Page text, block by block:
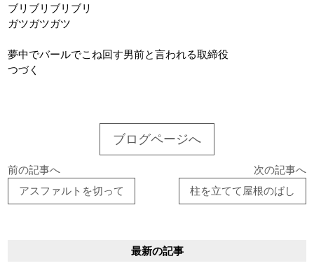
ブリブリブリブリ
ガツガツガツ
夢中でバールでこね回す男前と言われる取締役
つづく
ブログページへ
前の記事へ
アスファルトを切って
次の記事へ
柱を立てて屋根のばし
最新の記事